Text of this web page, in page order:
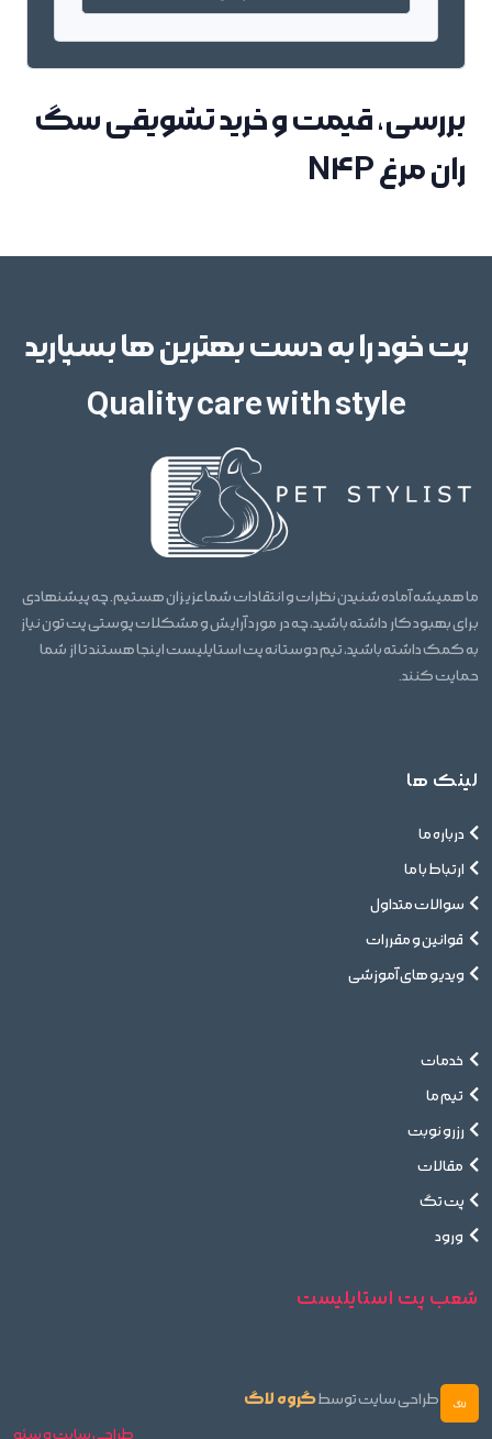
بررسی، قیمت و خرید تشویقی سگ
ران مرغ N4P
پت خود را به دست بهترین ها بسپارید
Quality care with style
ما همیشه آماده شنیدن نظرات و انتقادات شما عزیزان هستیم. چه پیشنهادی
برای بهبود کار داشته باشید، چه در مورد آرایش و مشکلات پوستی پت تون نیاز
به کمک داشته باشید، تیم دوستانه پت استایلیست اینجا هستند تا از شما
حمایت کنند.
لینک ها
درباره ما
ارتباط با ما
سوالات متداول
قوانین و مقررات
ویدیو های آموزشی
خدمات
تیم ما
رزرو نوبت
مقالات
پت تگ
ورود
شعب پت استایلیست
طراحی سایت توسطگروه لاگ
طراحی سایت و سئو